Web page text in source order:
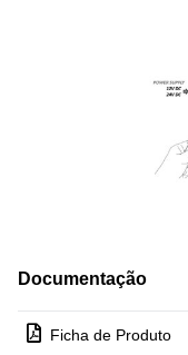
Documentação
Ficha de Produto